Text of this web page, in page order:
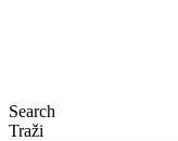
Search
Traži